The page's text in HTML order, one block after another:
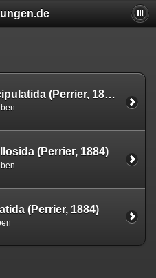
Ordnung Forcipulatida (Perrier, 1884)
(Perrier, 1884)
(Perrier, 1884)